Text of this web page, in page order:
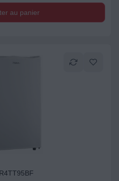
au panier